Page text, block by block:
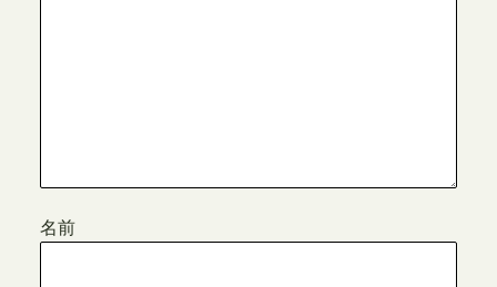
名前